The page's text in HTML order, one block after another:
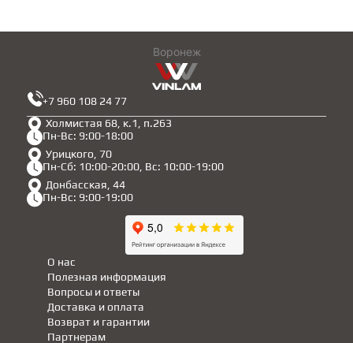
Воронеж
Холмистая 68, к.1, п.263
Пн-Вс: 9:00-18:00
Урицкого, 70
Пн-Сб: 10:00-20:00, Вс: 10:00-19:00
Донбасская, 44
Пн-Вс: 9:00-19:00
+7 960 108 24 77
Полезная информация
Партнерам
Вопросы и ответы
Доставка и оплата
Возврат и гарантии
О нас